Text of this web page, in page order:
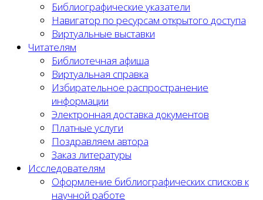
Библиографические указатели
Навигатор по ресурсам открытого доступа
Виртуальные выставки
Читателям
Библиотечная афиша
Виртуальная справка
Избирательное распространение
информации
Электронная доставка документов
Платные услуги
Поздравляем автора
Заказ литературы
Исследователям
Оформление библиографических списков к
научной работе